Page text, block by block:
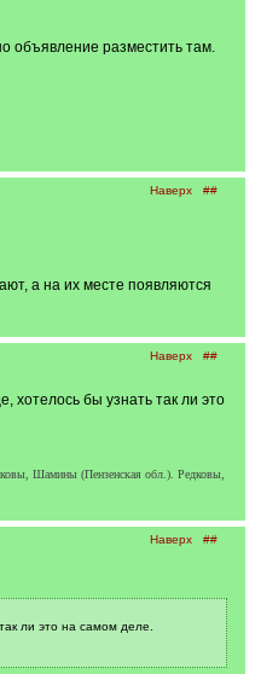
объявление разместить там.
Наверх ##
а на их месте появляются
Наверх ##
хотелось бы узнать так ли это
Шамины (Пензенская обл.). Редковы,
Наверх ##
ли это на самом деле.